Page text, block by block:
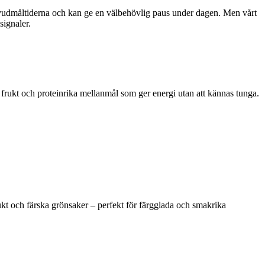
och kan ge en välbehövlig paus under dagen. Men vårt
och proteinrika mellanmål som ger energi utan att kännas tunga.
och färska grönsaker – perfekt för färgglada och smakrika